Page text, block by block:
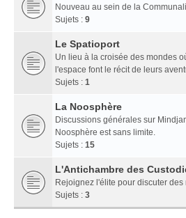
Nouveau au sein de la
Sujets : 9
Le Spatioport
Un lieu à la croisée des mondes
l'espace font le récit de leurs
Sujets : 1
La Noosphère
Discussions générales sur
Noosphère est sans limite.
Sujets : 15
L'Antichambre des
Rejoignez l'élite pour discuter des
Sujets : 3